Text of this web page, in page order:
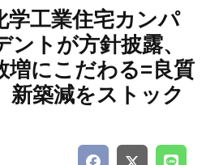
学工業住宅カンパ
トが方針披露、
増にこだわる=良質
新築減をストック